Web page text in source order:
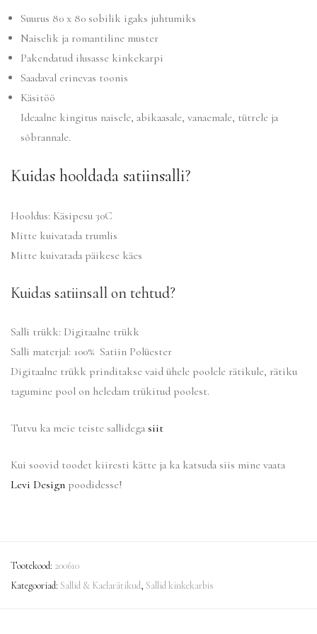
Suurus 80 x 80 sobilik igaks juhtumiks
Naiselik ja romantiline muster
Pakendatud ilusasse kinkekarpi
Saadaval erinevas toonis
Käsitöö
Ideaalne kingitus naisele, abikaasale, vanaemale, tütrele ja
sõbrannale.
Kuidas hooldada satiinsalli?
Hooldus: Käsipesu 30C
Mitte kuivatada trumlis
Mitte kuivatada päikese käes
Kuidas satiinsall on tehtud?
Salli trükk: Digitaalne trükk
Salli materjal: 100% Satiin Polüester
Digitaalne trükk prinditakse vaid ühele poolele rätikule, rätiku
tagumine pool on heledam trükitud poolest.
Tutvu ka meie teiste sallidega siit
Kui soovid toodet kiiresti kätte ja ka katsuda siis mine vaata
Levi Design poodidesse!
Tootekood: 200610
Kategooriad: Sallid & Kaelarätikud, Sallid kinkekarbis